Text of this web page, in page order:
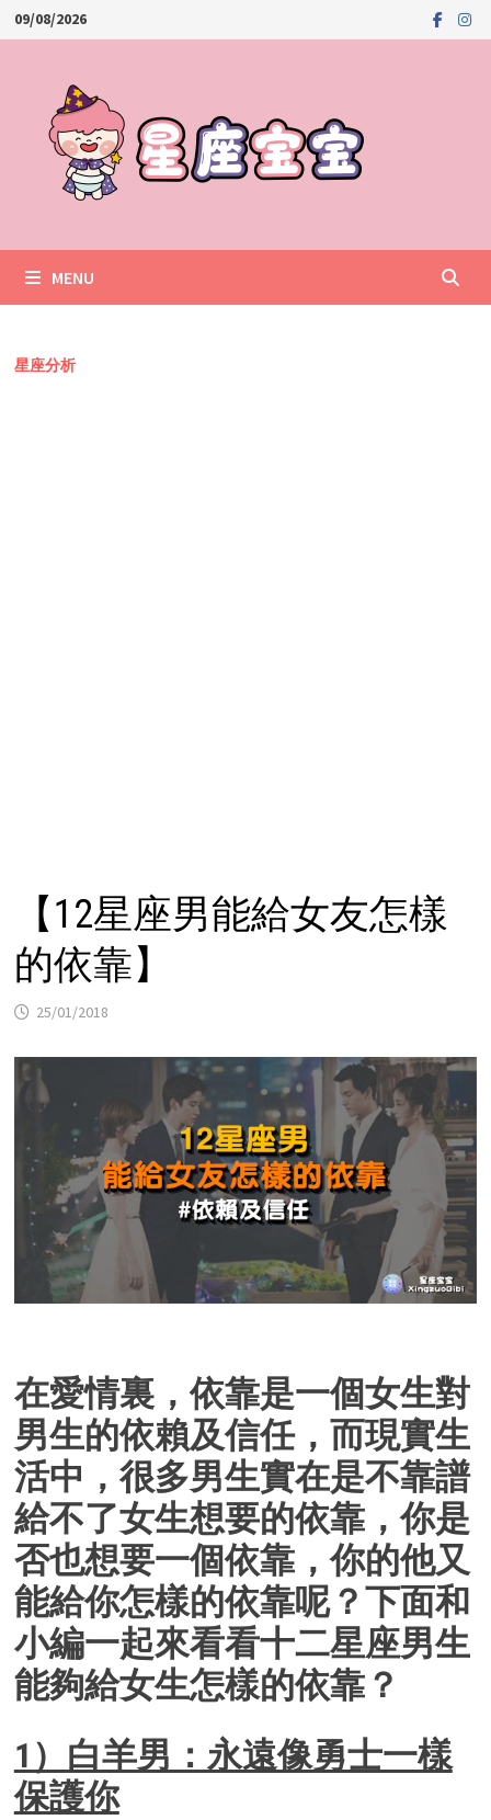
Skip
to
09/08/2026
MENU
星座分析
【12星座男能給女友怎樣
的依靠】
25/01/2018
在愛情裏，依靠是一個女生對
男生的依賴及信任，而現實生
活中，很多男生實在是不靠譜
給不了女生想要的依靠，你是
否也想要一個依靠，你的他又
能給你怎樣的依靠呢？下面和
小編一起來看看十二星座男生
能夠給女生怎樣的依靠？
1）白羊男：永遠像勇士一樣
保護你